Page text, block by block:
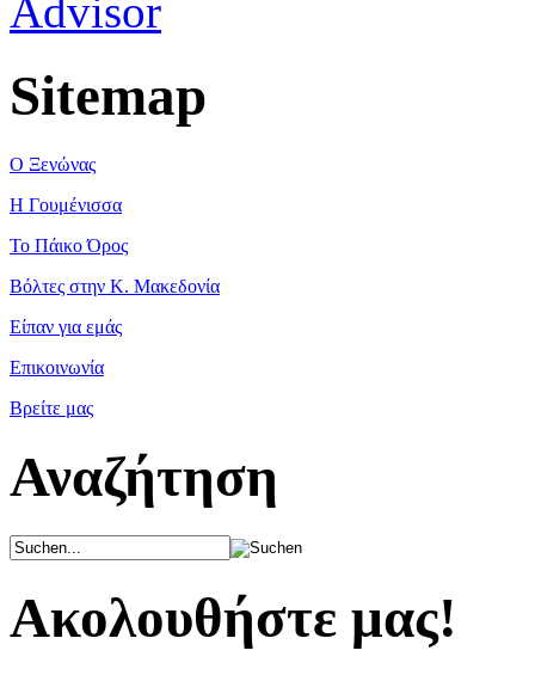
Sitemap
Ο Ξενώνας
Η Γουμένισσα
Το Πάικο Όρος
Βόλτες στην Κ. Μακεδονία
Είπαν για εμάς
Επικοινωνία
Βρείτε μας
Αναζήτηση
Ακολουθήστε μας!